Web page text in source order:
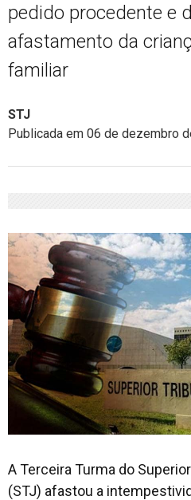
pedido procedente e
afastamento da
familiar
STJ
Publicada em 06 de dezembro
​A Terceira Turma do
(STJ) afastou a